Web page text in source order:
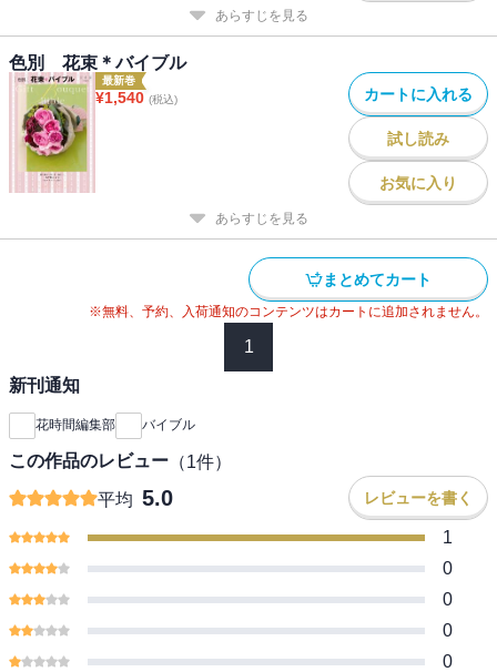
あらすじを見る
色別 花束＊バイブル
最新巻
¥1,540 (税込) カートに入れる
試し読み
お気に入り
あらすじを見る
まとめてカート
※無料、予約、入荷通知のコンテンツはカートに追加されません。
1
新刊通知
花時間編集部 バイブル
この作品のレビュー （1件）
平均 5.0 レビューを書く
1
0
0
0
0